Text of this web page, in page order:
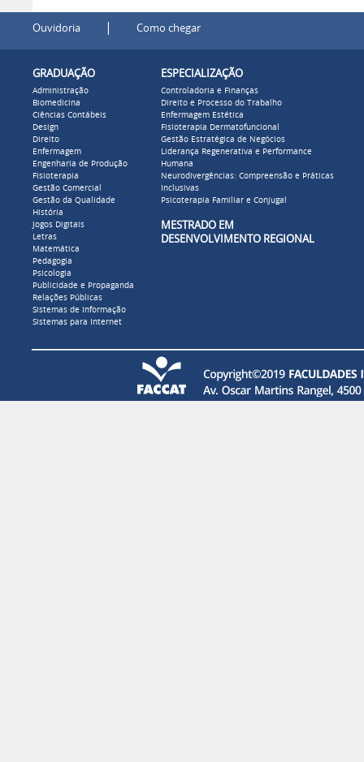
Ouvidoria | Como chegar
GRADUAÇÃO
Administração
Biomedicina
Ciências Contábeis
Design
Direito
Enfermagem
Engenharia de Produção
Fisioterapia
Gestão Comercial
Gestão da Qualidade
História
Jogos Digitais
Letras
Matemática
Pedagogia
Psicologia
Publicidade e Propaganda
Relações Públicas
Sistemas de Informação
Sistemas para Internet
ESPECIALIZAÇÃO
Controladoria e Finanças
Direito e Processo do Trabalho
Enfermagem Estética
Fisioterapia Dermatofuncional
Gestão Estratégica de Negócios
Liderança Regenerativa e Performance
Humana
Neurodivergências: Compreensão e Práticas
Inclusivas
Psicoterapia Familiar e Conjugal
MESTRADO EM
DESENVOLVIMENTO REGIONAL